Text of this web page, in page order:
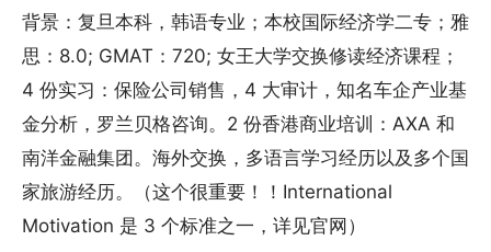
背景：复旦本科，韩语专业；本校国际经济学二专；雅
思：8.0; GMAT：720; 女王大学交换修读经济课程；
4 份实习：保险公司销售，4 大审计，知名车企产业基
金分析，罗兰贝格咨询。2 份香港商业培训：AXA 和
南洋金融集团。海外交换，多语言学习经历以及多个国
家旅游经历。（这个很重要！！International
Motivation 是 3 个标准之一，详见官网）